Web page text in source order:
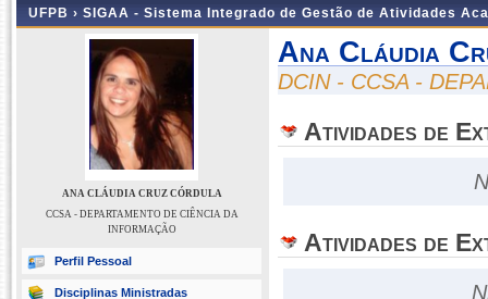
UFPB › SIGAA - Sistema Integrado de Gestão de Atividades
ANA CLÁUDIA CRUZ CÓRDULA
CCSA - DEPARTAMENTO DE CIÊNCIA DA
INFORMAÇÃO
Perfil Pessoal
Disciplinas Ministradas
Ana Cláudia
DCIN - CCSA -
Atividades de
Atividades de